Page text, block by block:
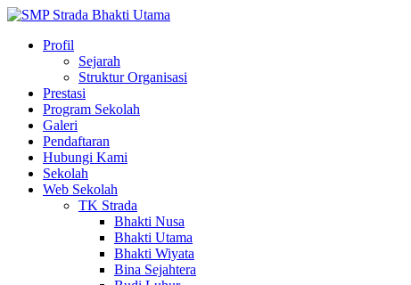
Profil
Sejarah
Struktur Organisasi
Prestasi
Program Sekolah
Galeri
Pendaftaran
Hubungi Kami
Sekolah
Web Sekolah
TK Strada
Bhakti Nusa
Bhakti Utama
Bhakti Wiyata
Bina Sejahtera